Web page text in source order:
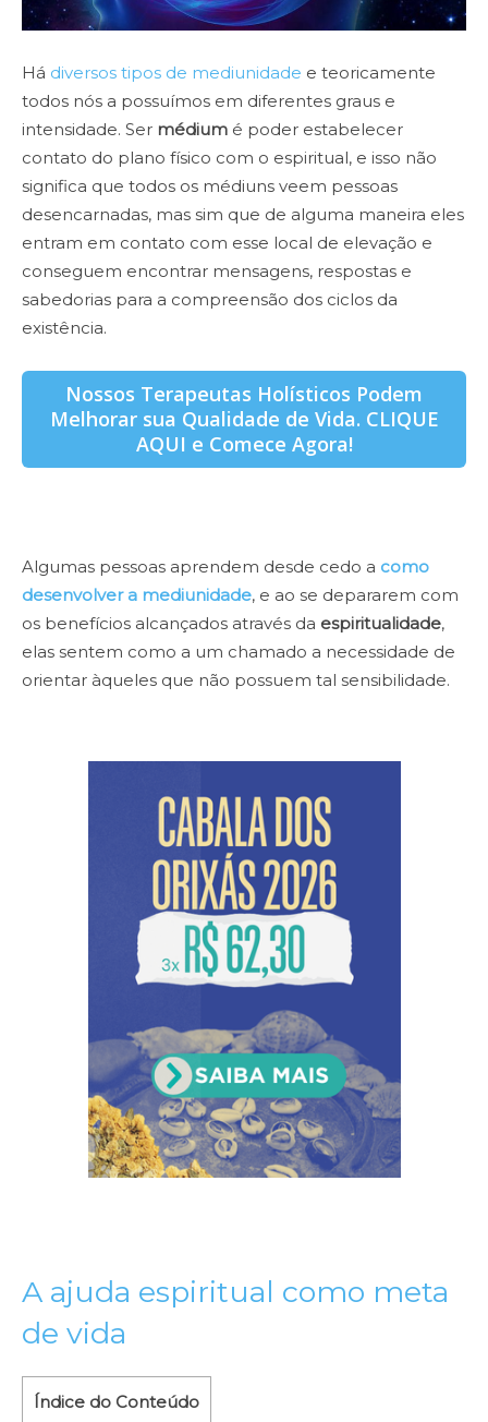
Há diversos tipos de mediunidade e teoricamente
todos nós a possuímos em diferentes graus e
intensidade. Ser médium é poder estabelecer
contato do plano físico com o espiritual, e isso não
significa que todos os médiuns veem pessoas
desencarnadas, mas sim que de alguma maneira eles
entram em contato com esse local de elevação e
conseguem encontrar mensagens, respostas e
sabedorias para a compreensão dos ciclos da
existência.
Nossos Terapeutas Holísticos Podem
Melhorar sua Qualidade de Vida. CLIQUE
AQUI e Comece Agora!
Algumas pessoas aprendem desde cedo a como
desenvolver a mediunidade, e ao se depararem com
os benefícios alcançados através da espiritualidade,
elas sentem como a um chamado a necessidade de
orientar àqueles que não possuem tal sensibilidade.
A ajuda espiritual como meta
de vida
Índice do Conteúdo